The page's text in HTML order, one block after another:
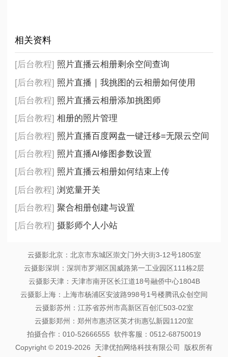
相关资料
[后台教程] 照片直播云相册剩余空间查询
[后台教程] 照片直播｜我挑图的云相册如何使用
[后台教程] 照片直播云相册添加挑图师
[后台教程] 相册的照片管理
[后台教程] 照片直播百度网盘一键迁移=无限云空间
[后台教程] 照片直播AI修图参数设置
[后台教程] 照片直播云相册如何结束上传
[后台教程] 浏览量开关
[后台教程] 聚合相册创建与设置
[后台教程] 摄影师个人小站
云摄影北京：北京市东城区崇文门外大街3-12号1805室
云摄影深圳：深圳市罗湖区国威路第一工业园区111栋2层
云摄影天津：天津市南开区长江道18号融侨中心1804B
云摄影上海：上海市杨浦区安波路998号1号楼腾讯众创空间
云摄影苏州：江苏省苏州市高新区百创汇503-02室
云摄影郑州：郑州市惠济区英才街惠弘新园1120室
拍摄合作：010-52666555 软件客服：0512-68750019
Copyright © 2019-2026 天津优拍网络科技有限公司 版权所有